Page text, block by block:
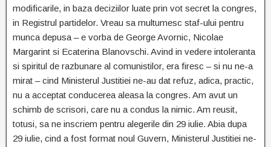
modificarile, in baza deciziilor luate prin vot secret la congres,
in Registrul partidelor. Vreau sa multumesc staf-ului pentru
munca depusa – e vorba de George Avornic, Nicolae
Margarint si Ecaterina Blanovschi. Avind in vedere intoleranta
si spiritul de razbunare al comunistilor, era firesc – si nu ne-a
mirat – cind Ministerul Justitiei ne-au dat refuz, adica, practic,
nu a acceptat conducerea aleasa la congres. Am avut un
schimb de scrisori, care nu a condus la nimic. Am reusit,
totusi, sa ne inscriem pentru alegerile din 29 iulie. Abia dupa
29 iulie, cind a fost format noul Guvern, Ministerul Justitiei ne-